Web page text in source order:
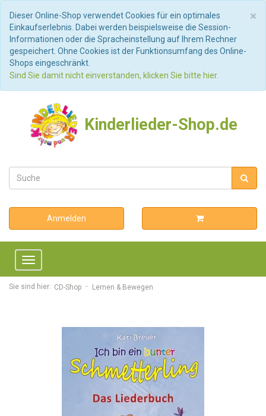
×
Dieser Online-Shop verwendet Cookies für ein optimales
Einkaufserlebnis. Dabei werden beispielsweise die Session-
Informationen oder die Spracheinstellung auf Ihrem Rechner
gespeichert. Ohne Cookies ist der Funktionsumfang des Online-
Shops eingeschränkt.
Sind Sie damit nicht einverstanden, klicken Sie bitte hier.
Kinderlieder-Shop.de
Anmelden
Toggle
navigation
Sie sind hier: CD-Shop Lernen & Bewegen